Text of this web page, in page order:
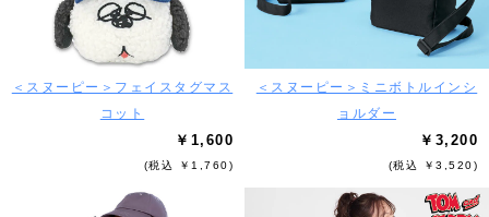
＜スヌーピー＞フェイスタグマス
コット
￥1,600
(税込 ￥1,760)
＜スヌーピー＞ミニボトルインシ
ョルダー
￥3,200
(税込 ￥3,520)